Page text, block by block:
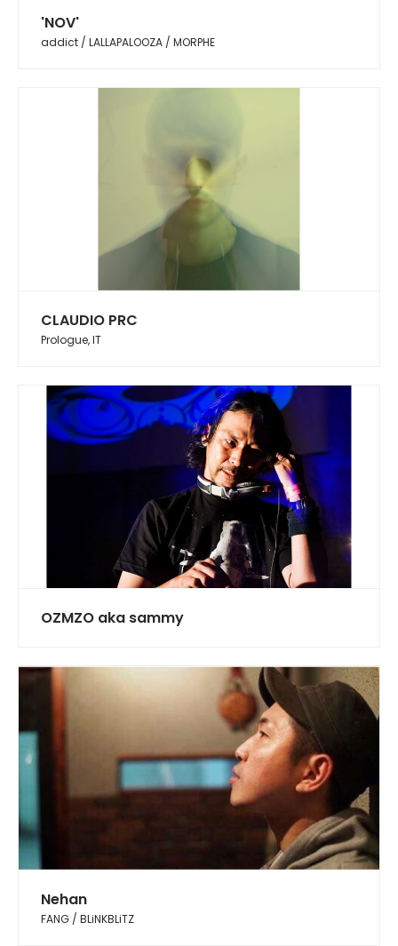
'NOV'
addict / LALLAPALOOZA / MORPHE
CLAUDIO PRC
Prologue, IT
OZMZO aka sammy
Nehan
FANG / BLiNKBLiTZ